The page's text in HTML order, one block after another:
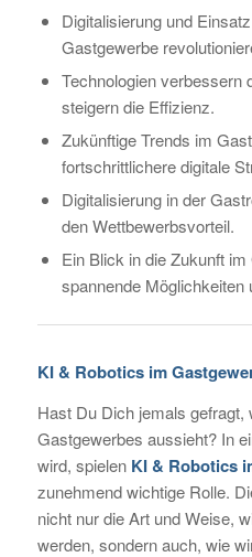
Digitalisierung und
Gastgewerbe
Technologien verbessern
steigern die Effizienz.
Zukünftige Trends im
fortschrittlichere digitale
Digitalisierung in der
den Wettbewerbsvorteil.
Ein Blick in die Zukunft
spannende Möglichkeiten
KI & Robotics im
Hast Du Dich jemals gefragt,
Gastgewerbes aussieht? In
wird, spielen KI & Robotics
zunehmend wichtige Rolle.
nicht nur die Art und Weise,
werden, sondern auch, wie